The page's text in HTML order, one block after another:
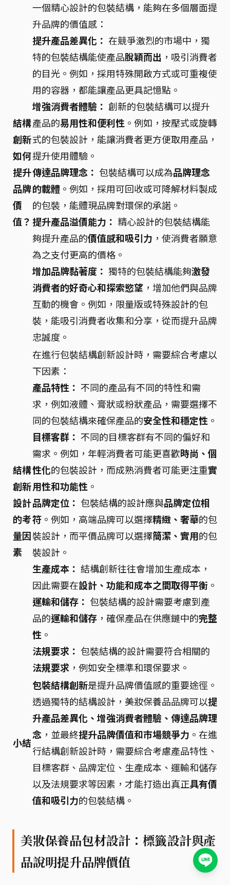
結構
創新
如何
提升
品牌
價
值？
一個精心設計的包裝結構，能夠在多個層面提
升品牌的價值感：
提升產品差異化： 在競爭激烈的市場中，獨
特的包裝結構能使產品脫穎而出 ，吸引消費者
的目光。例如，採用特殊開啟方式或可重複使
用的容器，都能讓產品更具記憶點。
增強消費者體驗： 創新的包裝結構可以提升
產品的易用性和便利性 。例如，按壓式或旋轉
式的包裝設計，能讓消費者更方便取用產品，
提升使用體驗。
傳達品牌理念： 包裝結構可以成為品牌理念
的載體 。例如，採用可回收或可降解材料製成
的包裝，能體現品牌對環保的承諾。
提升產品溢價能力： 精心設計的包裝結構能
夠提升產品的價值感和吸引力 ，使消費者願意
為之支付更高的價格。
增加品牌黏著度： 獨特的包裝結構能夠激發
消費者的好奇心和探索慾望 ，增加他們與品牌
互動的機會。例如，限量版或特殊設計的包
裝，能吸引消費者收集和分享，從而提升品牌
忠誠度。
結構
創新
設計
的考
量因
素
在進行包裝結構創新設計時，需要綜合考慮以
下因素：
產品特性： 不同的產品有不同的特性和需
求，例如液體、膏狀或粉狀產品，需要選擇不
同的包裝結構來確保產品的安全性和穩定性 。
目標客群： 不同的目標客群有不同的偏好和
需求。例如，年輕消費者可能更喜歡時尚、個
性化的包裝設計，而成熟消費者可能更注重實
用性和功能性 。
品牌定位： 包裝結構的設計應與品牌定位相
符 。例如，高端品牌可以選擇精緻、奢華的包
裝設計，而平價品牌可以選擇簡潔、實用的包
裝設計。
生產成本： 結構創新往往會增加生產成本，
因此需要在設計、功能和成本之間取得平衡 。
運輸和儲存： 包裝結構的設計需要考慮到產
品的運輸和儲存 ，確保產品在供應鏈中的完整
性 。
法規要求： 包裝結構的設計需要符合相關的
法規要求 ，例如安全標準和環保要求。
小結
包裝結構創新是提升品牌價值感的重要途徑。
透過獨特的結構設計，美妝保養品品牌可以提
升產品差異化、增強消費者體驗、傳達品牌理
念 ，並最終提升品牌價值和市場競爭力 。在進
行結構創新設計時，需要綜合考慮產品特性、
目標客群、品牌定位、生產成本、運輸和儲存
以及法規要求等因素，才能打造出真正具有價
值和吸引力的包裝結構。
美妝保養品包材設計：標籤設計與產
品說明提升品牌價值